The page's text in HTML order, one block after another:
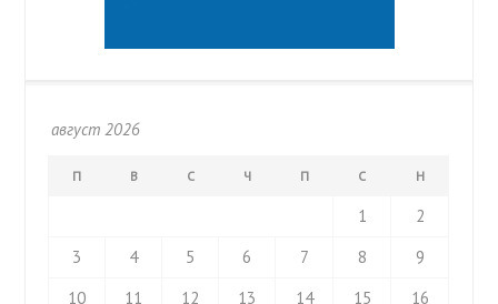
август 2026
П В С Ч П С Н
1
2
3
4 5 6 7 8
9
10
11 12 13 14 15
16